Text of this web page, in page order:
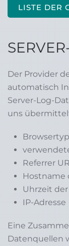
LISTE DER
Der Provider
automatisch
Server-Log-
uns
Referrer
Hostname
Uhrzeit der
IP-Adresse
Eine
Datenquellen